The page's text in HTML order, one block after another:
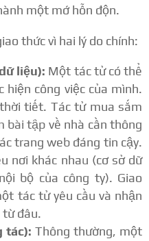
một mớ hỗn độn.
thức vì hai lý do chính:
liệu): Một tác tử có thể
công việc của mình.
tiết. Tác tử mua sắm
bài tập về nhà cần thông
trang web đáng tin cậy.
nơi khác nhau (cơ sở dữ
bộ của công ty). Giao
tác tử yêu cầu và nhận
đâu.
tác): Thông thường, một